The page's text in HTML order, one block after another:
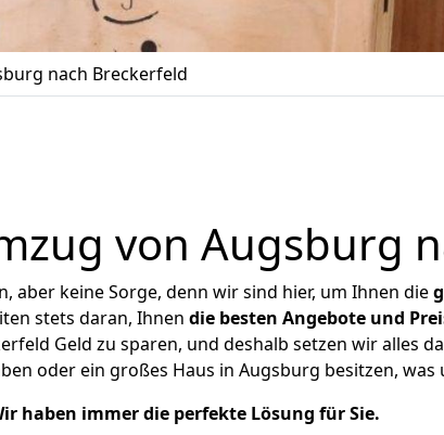
nach Breckerfeld
von Augsburg
keine Sorge, denn wir sind hier, um Ihnen die
stets daran, Ihnen die besten Angebote und
Geld zu sparen, und deshalb setzen wir alles
oder ein großes Haus in Augsburg besitzen,
haben immer die perfekte Lösung für Sie.